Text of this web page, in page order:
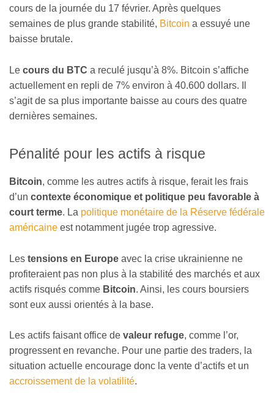
cours de la journée du 17 février. Après quelques
semaines de plus grande stabilité, Bitcoin a essuyé une
baisse brutale.
Le cours du BTC a reculé jusqu’à 8%. Bitcoin s’affiche
actuellement en repli de 7% environ à 40.600 dollars. Il
s’agit de sa plus importante baisse au cours des quatre
dernières semaines.
Pénalité pour les actifs à risque
Bitcoin, comme les autres actifs à risque, ferait les frais
d’un contexte économique et politique peu favorable à
court terme. La politique monétaire de la Réserve fédérale
américaine est notamment jugée trop agressive.
Les tensions en Europe avec la crise ukrainienne ne
profiteraient pas non plus à la stabilité des marchés et aux
actifs risqués comme Bitcoin. Ainsi, les cours boursiers
sont eux aussi orientés à la base.
Les actifs faisant office de valeur refuge, comme l’or,
progressent en revanche. Pour une partie des traders, la
situation actuelle encourage donc la vente d’actifs et un
accroissement de la volatilité.